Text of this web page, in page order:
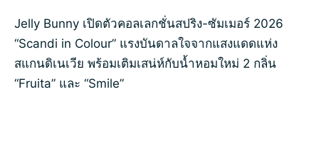
Jelly Bunny เปิดตัวคอลเลกชั่นสปริง-ซัมเมอร์ 2026
“Scandi in Colour” แรงบันดาลใจจากแสงแดดแห่ง
สแกนดิเนเวีย พร้อมเติมเสน่ห์กับน้ำหอมใหม่ 2 กลิ่น
“Fruita” และ “Smile”